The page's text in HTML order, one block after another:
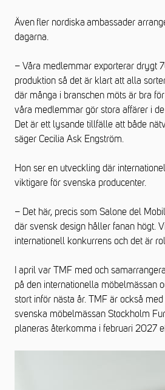
Även fler nordiska ambassader
dagarna.
– Våra medlemmar exporterar drygt
produktion så det är klart att alla
där många i branschen möts är bra
våra medlemmar gör stora affärer i
Det är ett lysande tillfälle att både
säger Cecilia Ask Engström.
Hon ser en utveckling där
viktigare för svenska producenter.
– Det här, precis som Salone del
där svensk design håller fanan högt.
internationell konkurrens och det är
I april var TMF med och
på den internationella möbelmässan
stort inför nästa år. TMF är också
svenska möbelmässan Stockholm
planeras återkomma i februari 2027